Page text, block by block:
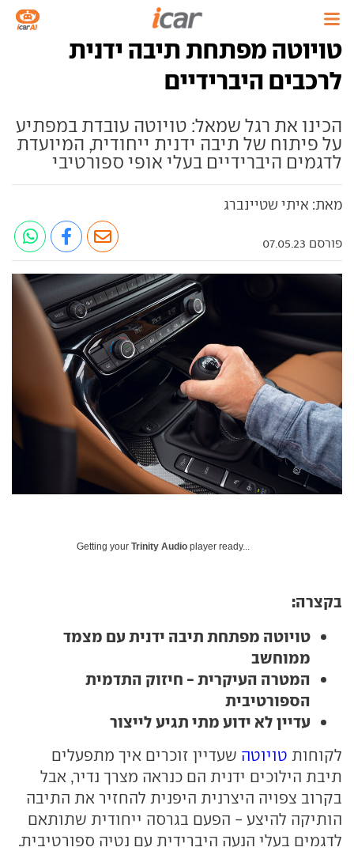
טויוטה מפתחת תיבה ידנית
לרכבים היברידיים
הכינו את רגל שמאל: טויוטה עובדת במפתיע
על פיתוח של תיבה ידנית ייחודית, המיועדת
לדגמים היברידיים בעלי אופי ספורטיבי
מאת: איתי שטיינברג
פורסם 07.05.23
Getting your Trinity Audio player ready...
בקצרה:
טויוטה מפתחת תיבה ידנית עם מצמד
ממוחשב
המטרה העיקרית - חיזוק התדמית
הספורטיבית
עדיין לא ידוע מתי תגיע לייצור
לקוחות טויוטה שעדיין זוכרים איך מתפעלים
תיבת הילוכים ידנית הם כנראה מצרך נדיר, אבל
בקרוב צפויה היצרנית היפנית להחזיר את התיבה
הותיקה להיצע - הפעם בגרסה ייחודית שתותאם
לדגמים בעלי הנעה היברידית עם נטיה ספורטיבית.